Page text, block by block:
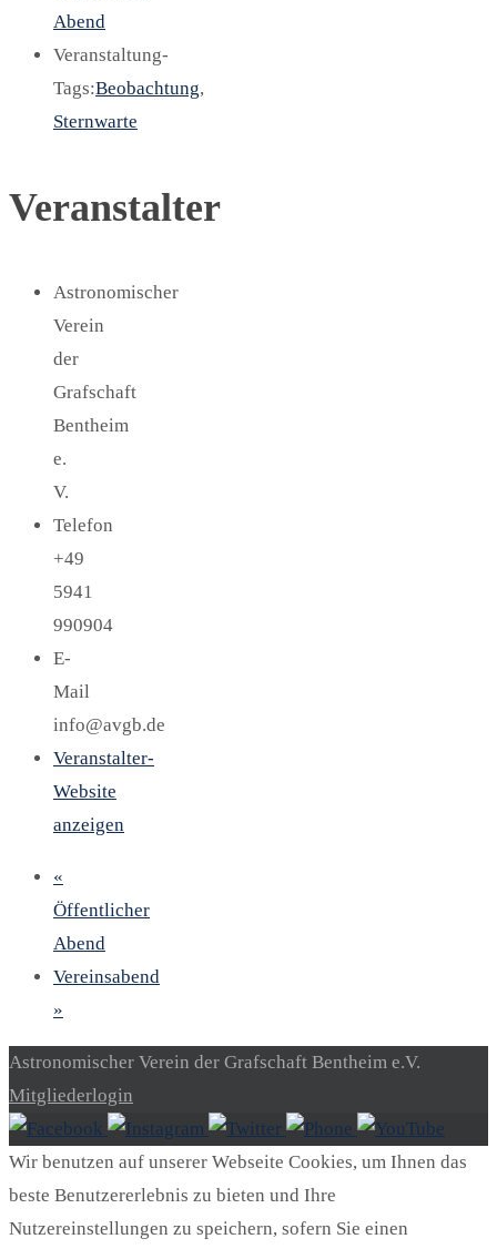
Abend
Veranstaltung-
Tags:Beobachtung,
Sternwarte
Veranstalter
Astronomischer
Verein
der
Grafschaft
Bentheim
e.
V.
Telefon
+49
5941
990904
E-
Mail
info@avgb.de
Veranstalter-
Website
anzeigen
«
Öffentlicher
Abend
Vereinsabend
»
Astronomischer Verein der Grafschaft Bentheim e.V.
Mitgliederlogin
Wir benutzen auf unserer Webseite Cookies, um Ihnen das
beste Benutzererlebnis zu bieten und Ihre
Nutzereinstellungen zu speichern, sofern Sie einen